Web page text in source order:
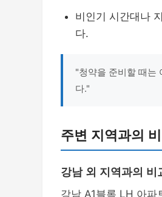
비인기 시간대나
다.
"청약을 준비할 때는
다."
주변 지역과의
강남 외 지역과의 비
강남 A1블록 LH 아파